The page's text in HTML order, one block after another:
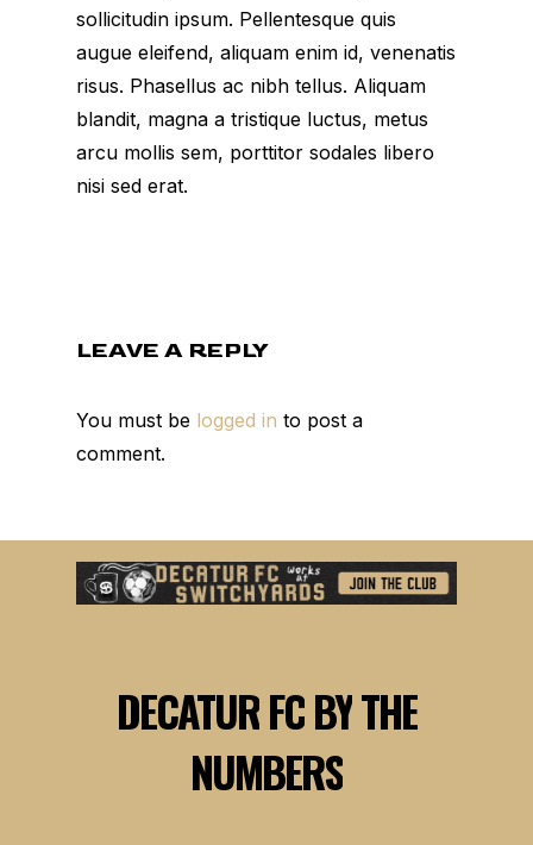
sollicitudin ipsum. Pellentesque quis
augue eleifend, aliquam enim id, venenatis
risus. Phasellus ac nibh tellus. Aliquam
blandit, magna a tristique luctus, metus
arcu mollis sem, porttitor sodales libero
nisi sed erat.
LEAVE A REPLY
You must be logged in to post a
comment.
DECATURFCBYTHE
NUMBERS